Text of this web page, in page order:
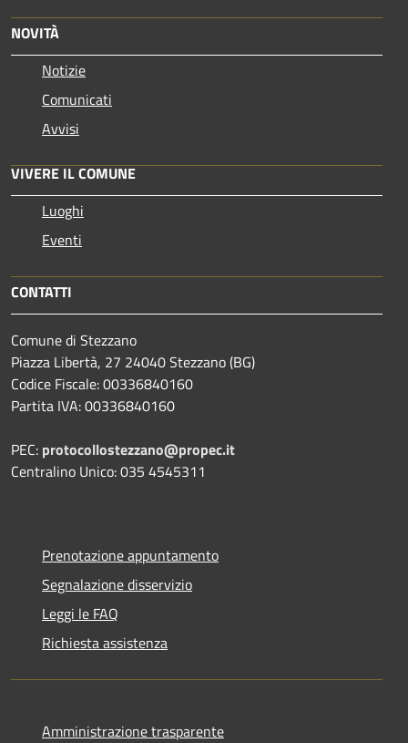
NOVITÀ
Notizie
Comunicati
Avvisi
VIVERE IL COMUNE
Luoghi
Eventi
CONTATTI
Comune di Stezzano
Piazza Libertà, 27 24040 Stezzano (BG)
Codice Fiscale: 00336840160
Partita IVA: 00336840160
PEC: protocollostezzano@propec.it
Centralino Unico: 035 4545311
Prenotazione appuntamento
Segnalazione disservizio
Leggi le FAQ
Richiesta assistenza
Amministrazione trasparente